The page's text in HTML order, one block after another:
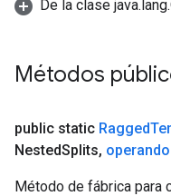
De la clase
Métodos
public static Ragged
NestedSplits, operando
Método de fábrica para